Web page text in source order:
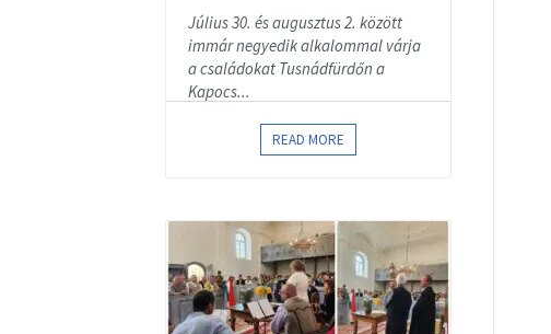
Július 30. és augusztus 2. között
immár negyedik alkalommal várja
a családokat Tusnádfürdőn a
Kapocs...
READ MORE